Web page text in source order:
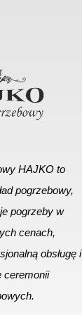
HAJKO to
pogrzebowy,
pogrzeby w
cenach,
obsługę i
ceremonii